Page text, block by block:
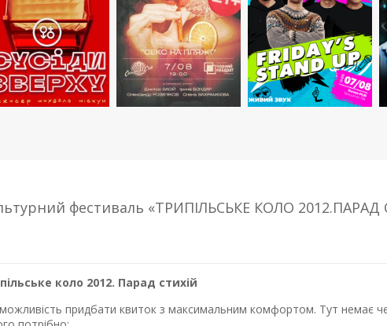
фестиваль «ТРИПІЛЬСЬКЕ КОЛО 2012.ПАРАД
коло 2012. Парад стихій
можливість придбати квиток з максимальним комфортом. Тут немає